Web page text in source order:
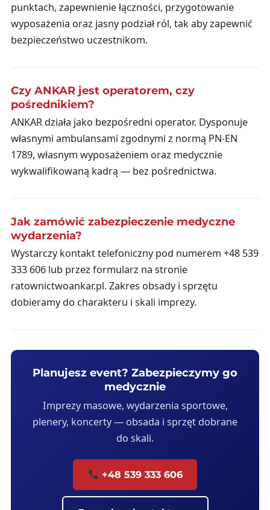
punktach, zapewnienie łączności, przygotowanie
wyposażenia oraz jasny podział ról, tak aby zapewnić
bezpieczeństwo uczestnikom.
Czy ANKAR jest operatorem, czy
pośrednikiem?
ANKAR działa jako bezpośredni operator. Dysponuje
własnymi ambulansami zgodnymi z normą PN-EN
1789, własnym wyposażeniem oraz medycznie
wykwalifikowaną kadrą — bez pośrednictwa.
Jak zamówić zabezpieczenie medyczne
wydarzenia?
Wystarczy kontakt telefoniczny pod numerem +48 539
333 606 lub przez formularz na stronie
ratownictwoankar.pl. Zakres obsady i sprzętu
dobieramy do charakteru i skali imprezy.
Planujesz event? Zabezpieczymy go
medycznie
Imprezy masowe, wydarzenia sportowe,
plenery, koncerty — obsada i sprzęt dobrane
do skali.
+48 539 333 606